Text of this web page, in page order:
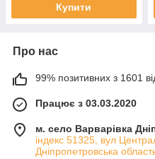
Купити
Про нас
99% позитивних з 1601
Працює з 03.03.2020
м. село Варварівка
індекс 51325, вул
Дніпропетровська